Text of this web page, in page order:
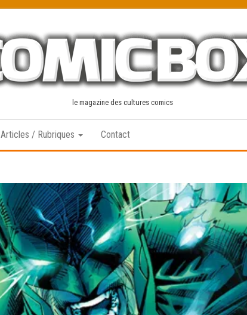
le magazine des cultures comics
Articles / Rubriques Contact